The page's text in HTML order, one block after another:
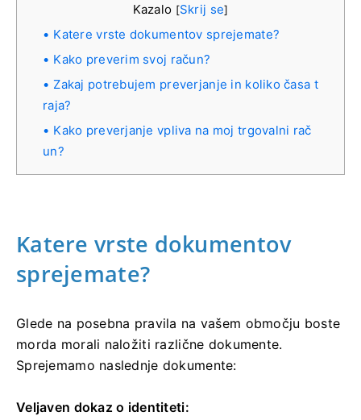
Kazalo [Skrij se]
Katere vrste dokumentov sprejemate?
Kako preverim svoj račun?
Zakaj potrebujem preverjanje in koliko časa t
raja?
Kako preverjanje vpliva na moj trgovalni rač
un?
Katere vrste dokumentov
sprejemate?
Glede na posebna pravila na vašem območju boste
morda morali naložiti različne dokumente.
Sprejemamo naslednje dokumente:
Veljaven dokaz o identiteti: